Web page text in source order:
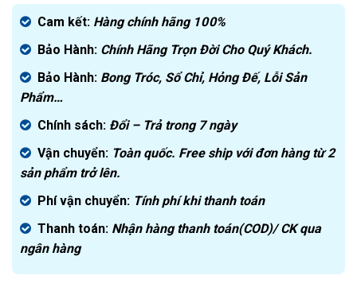
Cam kết: Hàng chính hãng 100%
Bảo Hành: Chính Hãng Trọn Đời Cho Quý Khách.
Bảo Hành: Bong Tróc, Sổ Chỉ, Hỏng Đế, Lỗi Sản
Phẩm…
Chính sách: Đổi – Trả trong 7 ngày
Vận chuyển: Toàn quốc. Free ship với đơn hàng từ 2
sản phẩm trở lên.
Phí vận chuyển: Tính phí khi thanh toán
Thanh toán: Nhận hàng thanh toán(COD)/ CK qua
ngân hàng